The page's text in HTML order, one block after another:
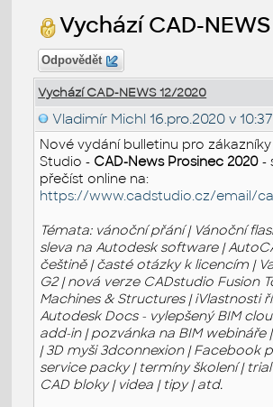
Vychází CAD-
Odpovědět
Vychází CAD-NEWS 12/2020
Vladimír Michl 16.pro.2020 v 10:37
Nové vydání bulletinu pro
Studio - CAD-News Prosinec 2020 -
přečíst online na:
https://www.cadstudio.cz/email/
Témata: vánoční přání | Vánoční
sleva na Autodesk software |
češtině | časté otázky k licencím |
G2 | nová verze CADstudio Fusion
Machines & Structures | iVlastnosti
Autodesk Docs - vylepšený BIM
add-in | pozvánka na BIM webináře
| 3D myši 3dconnexion | Facebook
service packy | termíny školení | trial
CAD bloky | videa | tipy | atd.